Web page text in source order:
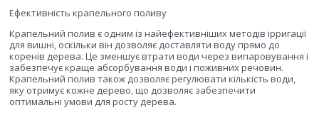
Ефективність крапельного поливу
Крапельний полив є одним із найефективніших методів ірригації
для вишні, оскільки він дозволяє доставляти воду прямо до
коренів дерева. Це зменшує втрати води через випаровування і
забезпечує краще абсорбування води і поживних речовин.
Крапельний полив також дозволяє регулювати кількість води,
яку отримує кожне дерево, що дозволяє забезпечити
оптимальні умови для росту дерева.